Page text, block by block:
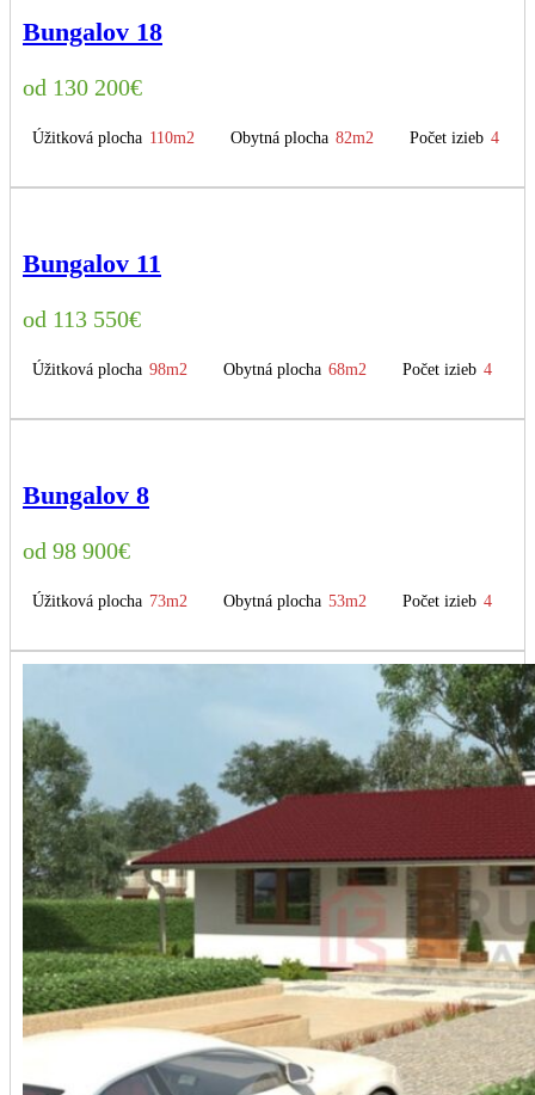
Bungalov 18
130 200€
Úžitková plocha 110m2 Obytná plocha 82m2 Počet izieb 4
Bungalov 11
113 550€
Úžitková plocha 98m2 Obytná plocha 68m2 Počet izieb 4
Bungalov 8
98 900€
Úžitková plocha 73m2 Obytná plocha 53m2 Počet izieb 4